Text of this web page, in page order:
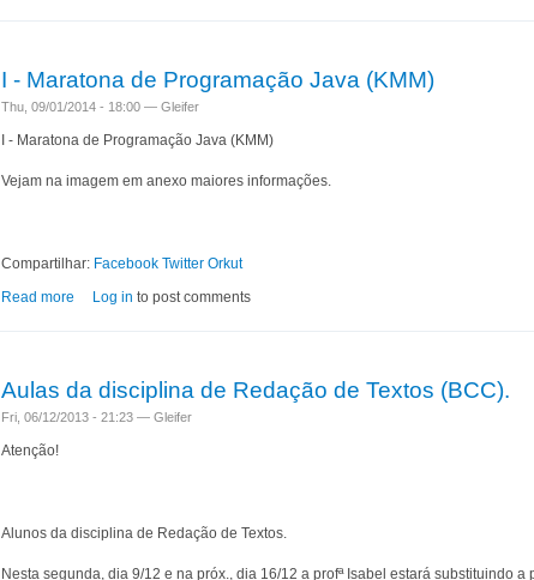
I - Maratona de Programação Java (KMM)
Thu, 09/01/2014 - 18:00 — Gleifer
I - Maratona de Programação Java (KMM)
Vejam na imagem em anexo maiores informações.
Compartilhar: Facebook Twitter Orkut
Read more about I - Maratona de Programação Java (KMM)
Log in to post comments
Aulas da disciplina de Redação de Textos (BCC).
Fri, 06/12/2013 - 21:23 — Gleifer
Atenção!
Alunos da disciplina de Redação de Textos.
Nesta segunda, dia 9/12 e na próx., dia 16/12 a profª Isabel estará substituindo a